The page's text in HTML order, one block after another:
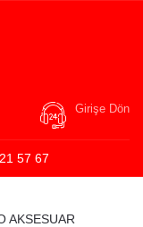
Girişe Dön
57 67
AKSESUAR